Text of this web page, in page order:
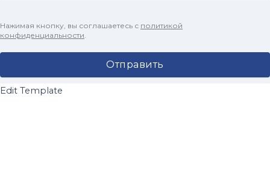
Нажимая кнопку, вы соглашаетесь с политикой
конфиденциальности
Edit Template